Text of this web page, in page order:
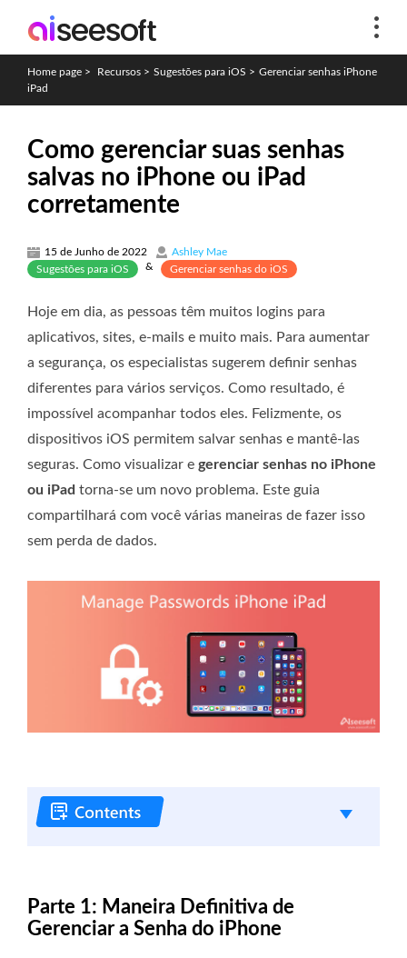
Home page > Recursos > Sugestões para iOS > Gerenciar senhas iPhone
iPad
Como gerenciar suas senhas
salvas no iPhone ou iPad
corretamente
15 de Junho de 2022
Ashley Mae
Sugestões para iOS
& Gerenciar senhas do iOS
Hoje em dia, as pessoas têm muitos logins para
aplicativos, sites, e-mails e muito mais. Para aumentar
a segurança, os especialistas sugerem definir senhas
diferentes para vários serviços. Como resultado, é
impossível acompanhar todos eles. Felizmente, os
dispositivos iOS permitem salvar senhas e mantê-las
seguras. Como visualizar e gerenciar senhas no iPhone
ou iPad torna-se um novo problema. Este guia
compartilhará com você várias maneiras de fazer isso
sem perda de dados.
Parte 1: Maneira Definitiva de
Gerenciar a Senha do iPhone